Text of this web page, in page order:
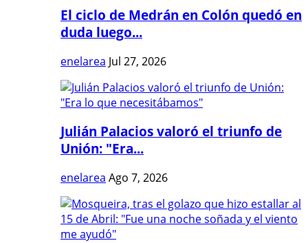
El ciclo de Medrán en Colón quedó en
duda luego...
enelarea Jul 27, 2026
Julián Palacios valoró el triunfo de
Unión: "Era...
enelarea Ago 7, 2026